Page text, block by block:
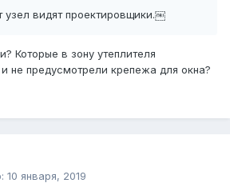
узел видят проектировщики.￼
Которые в зону утеплителя
не предусмотрели крепежа для окна?
10 января, 2019